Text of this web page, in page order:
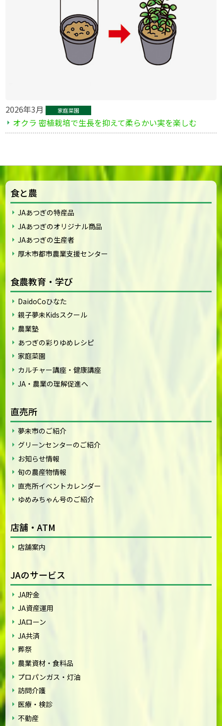
2026年3月 家庭菜園
オクラ 密植栽培で生長を抑えて柔らかい実を楽しむ
食と農
JAあつぎの特産品
JAあつぎのオリジナル商品
JAあつぎの生産者
厚木市都市農業支援センター
食農教育・学び
DaidoCoひなた
親子夢未Kidsスクール
農業塾
あつぎの彩りゆめレシピ
家庭菜園
カルチャー講座・健康講座
JA・農業の理解促進へ
直売所
夢未市のご紹介
グリーンセンターのご紹介
お知らせ情報
旬の農産物情報
直売所イベントカレンダー
ゆめみちゃん号のご紹介
店舗・ATM
店舗案内
JAのサービス
JA貯金
JA資産運用
JAローン
JA共済
葬祭
農業資材・食料品
プロパンガス・灯油
訪問介護
医療・検診
不動産